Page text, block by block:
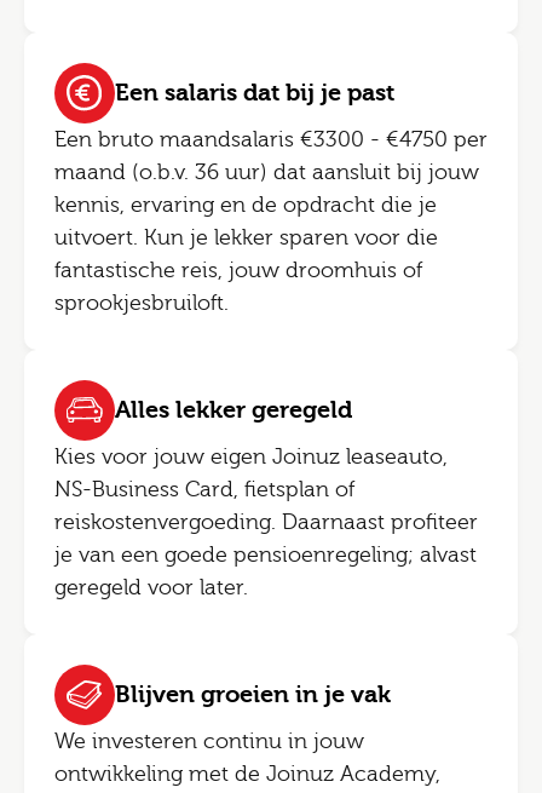
Een salaris dat bij je past
Een bruto maandsalaris €3300 - €4750 per
maand (o.b.v. 36 uur) dat aansluit bij jouw
kennis, ervaring en de opdracht die je
uitvoert. Kun je lekker sparen voor die
fantastische reis, jouw droomhuis of
sprookjesbruiloft.
Alles lekker geregeld
Kies voor jouw eigen Joinuz leaseauto,
NS-Business Card, fietsplan of
reiskostenvergoeding. Daarnaast profiteer
je van een goede pensioenregeling; alvast
geregeld voor later.
Blijven groeien in je vak
We investeren continu in jouw
ontwikkeling met de Joinuz Academy,